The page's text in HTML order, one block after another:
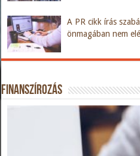
A PR cikk írás
önmagában nem
Finanszírozás